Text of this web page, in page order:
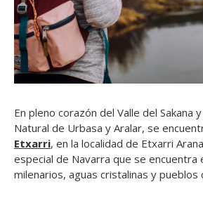
En pleno corazón del Valle del Sakana
Natural de Urbasa y Aralar, se
Etxarri, en la localidad de Etxarri
especial de Navarra que se encuentra
milenarios, aguas cristalinas y pueblos